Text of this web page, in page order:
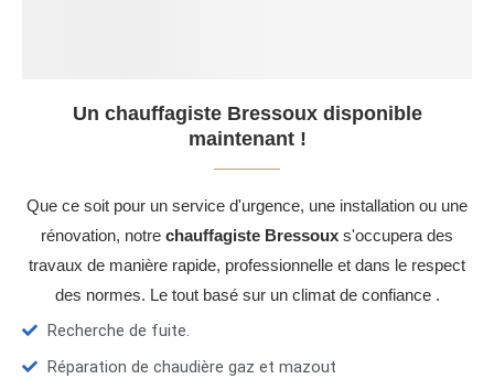
Un chauffagiste Bressoux disponible
maintenant !
Que ce soit pour un service d'urgence, une installation ou une
rénovation, notre chauffagiste Bressoux s'occupera des
travaux de manière rapide, professionnelle et dans le respect
des normes. Le tout basé sur un climat de confiance .
Recherche de fuite.
Réparation de chaudière gaz et mazout